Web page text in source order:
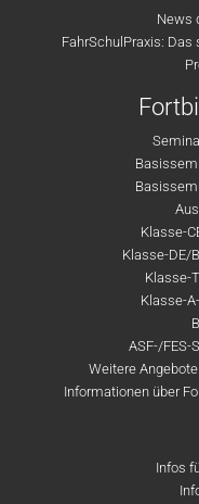
News
FahrSchulPraxis:
Klasse-
Klasse-DE/
Klasse-
Klasse-
ASF-/FES-
Weitere
Informationen über
Infos